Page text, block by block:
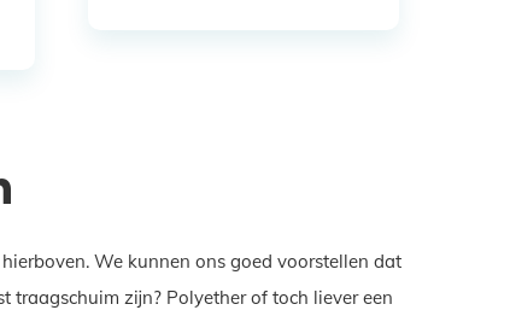
We kunnen ons goed voorstellen dat
zijn? Polyether of toch liever een